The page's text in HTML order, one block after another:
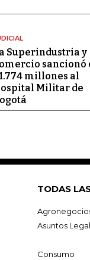
Superindustria y
sancionó
millones al
Militar de
TODAS
Asuntos
Consumo